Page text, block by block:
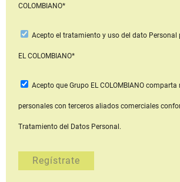
COLOMBIANO*
Acepto el tratamiento y uso del dato Personal
EL COLOMBIANO*
Acepto que Grupo EL COLOMBIANOcomparta
personales con terceros aliados comerciales
Tratamiento del Datos Personal.